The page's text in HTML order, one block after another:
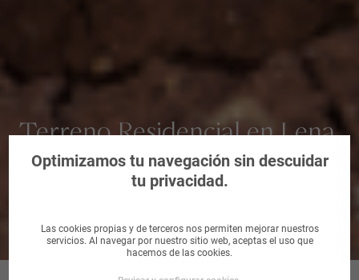
Terreno Residencial en Lena,
Asturias
Optimizamos tu navegación sin descuidar
tu privacidad.
Las cookies propias y de terceros nos permiten mejorar nuestros
servicios. Al navegar por nuestro sitio web, aceptas el uso que
hacemos de las cookies.